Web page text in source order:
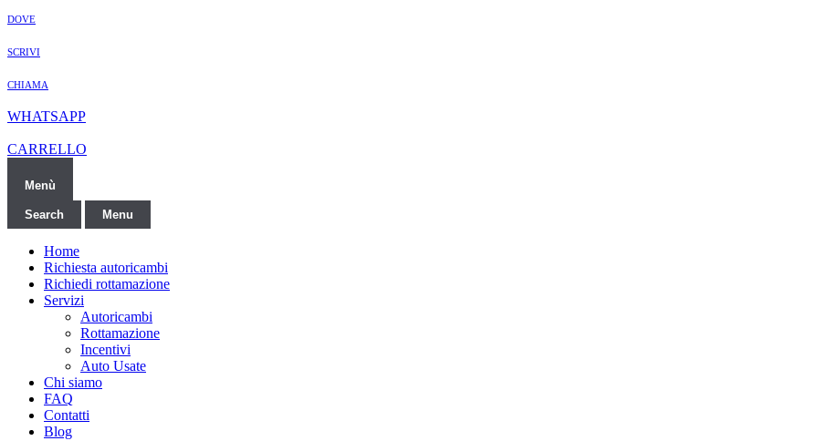
DOVE
SCRIVI
CHIAMA
WHATSAPP
CARRELLO
Menù
Search Menu
Home
Richiesta autoricambi
Richiedi rottamazione
Servizi
Autoricambi
Rottamazione
Incentivi
Auto Usate
Chi siamo
FAQ
Contatti
Blog